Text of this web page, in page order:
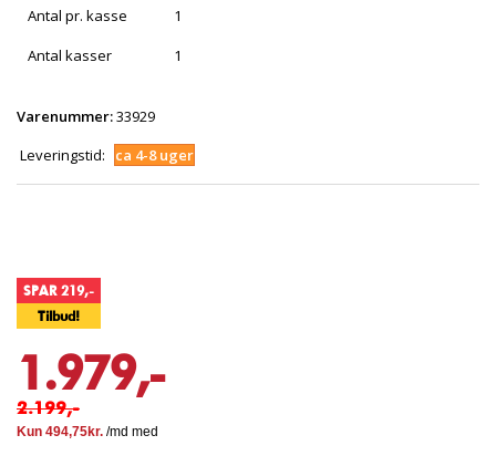
Antal pr. kasse
1
Antal kasser
1
Varenummer:33929
Leveringstid:
ca 4-8 uger
SPAR 219,-
Tilbud!
1.979,-
2.199,-